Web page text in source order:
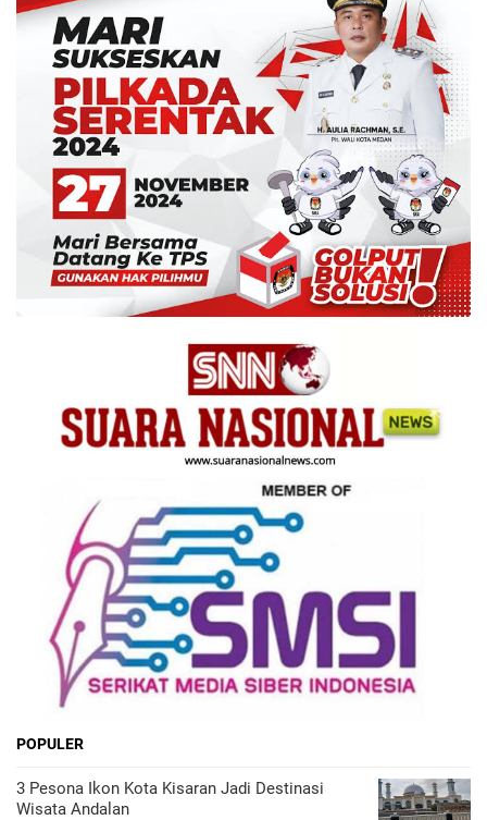
POPULER
3 Pesona Ikon Kota Kisaran Jadi Destinasi
Wisata Andalan